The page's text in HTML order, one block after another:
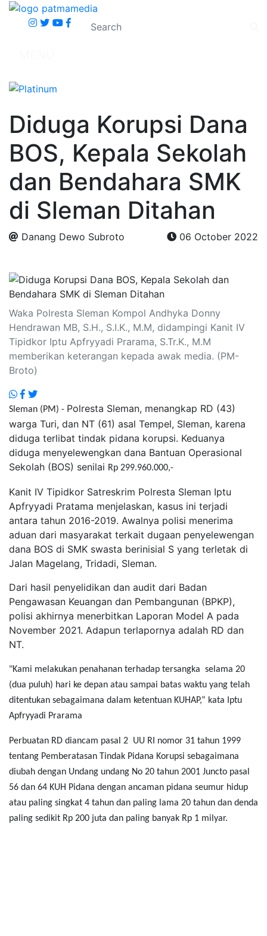
Diduga Korupsi Dana
BOS, Kepala Sekolah
dan Bendahara SMK
di Sleman Ditahan
Danang Dewo Subroto
06 October 2022
Waka Polresta Sleman Kompol Andhyka Donny
Hendrawan MB, S.H., S.I.K., M.M, didampingi Kanit IV
Tipidkor Iptu Apfryyadi Prarama, S.Tr.K., M.M
memberikan keterangan kepada awak media. (PM-
Broto)
Sleman (PM) - Polresta Sleman, menangkap RD (43)
warga Turi, dan NT (61) asal Tempel, Sleman, karena
diduga terlibat tindak pidana korupsi. Keduanya
diduga menyelewengkan dana Bantuan Operasional
Sekolah (BOS) senilai Rp 299.960.000,-
Kanit IV Tipidkor Satreskrim Polresta Sleman Iptu
Apfryyadi Pratama menjelaskan, kasus ini terjadi
antara tahun 2016-2019. Awalnya polisi menerima
aduan dari masyarakat terkait dugaan penyelewengan
dana BOS di SMK swasta berinisial S yang terletak di
Jalan Magelang, Tridadi, Sleman.
Dari hasil penyelidikan dan audit dari Badan
Pengawasan Keuangan dan Pembangunan (BPKP),
polisi akhirnya menerbitkan Laporan Model A pada
November 2021. Adapun terlapornya adalah RD dan
NT.
"Kami melakukan penahanan terhadap tersangka selama 20
(dua puluh) hari ke depan atau sampai batas waktu yang telah
ditentukan sebagaimana dalam ketentuan KUHAP,” kata Iptu
Apfryyadi Prarama
Perbuatan RD diancam pasal 2 UU RI nomor 31 tahun 1999
tentang Pemberatasan Tindak Pidana Korupsi sebagaimana
diubah dengan Undang undang No 20 tahun 2001 Juncto pasal
56 dan 64 KUH Pidana dengan ancaman pidana seumur hidup
atau paling singkat 4 tahun dan paling lama 20 tahun dan denda
paling sedikit Rp 200 juta dan paling banyak Rp 1 milyar.